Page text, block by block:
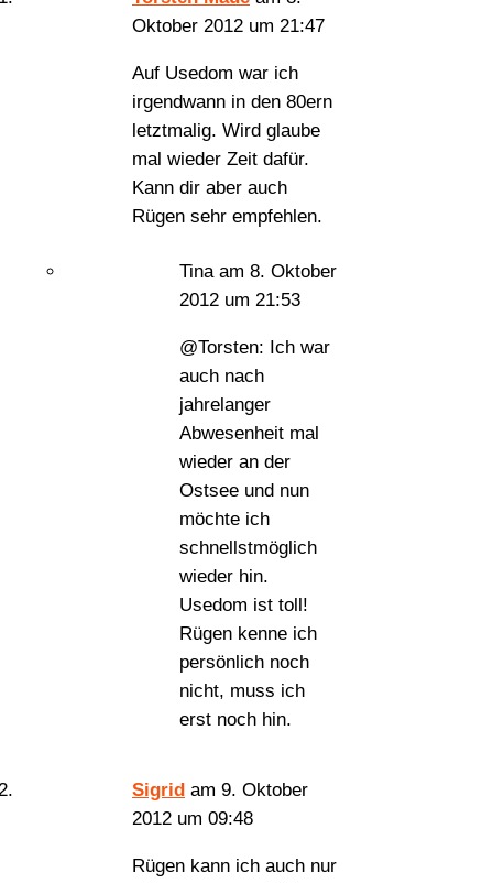
Oktober 2012 um 21:47
Auf Usedom war ich
irgendwann in den 80ern
letztmalig. Wird glaube
mal wieder Zeit dafür.
Kann dir aber auch
Rügen sehr empfehlen.
Tina am 8. Oktober
2012 um 21:53
@Torsten: Ich war
auch nach
jahrelanger
Abwesenheit mal
wieder an der
Ostsee und nun
möchte ich
schnellstmöglich
wieder hin.
Usedom ist toll!
Rügen kenne ich
persönlich noch
nicht, muss ich
erst noch hin.
Sigrid am 9. Oktober
2012 um 09:48
Rügen kann ich auch nur